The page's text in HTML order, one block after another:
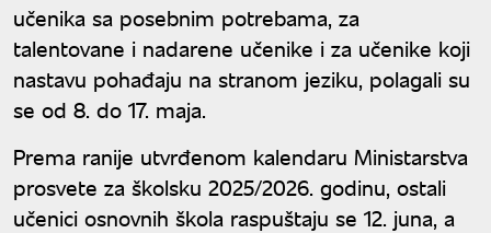
učenika sa posebnim potrebama, za
talentovane i nadarene učenike i za učenike koji
nastavu pohađaju na stranom jeziku, polagali su
se od 8. do 17. maja.
Prema ranije utvrđenom kalendaru Ministarstva
prosvete za školsku 2025/2026. godinu, ostali
učenici osnovnih škola raspuštaju se 12. juna, a